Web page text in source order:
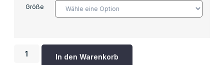
Größe
In den Warenkorb